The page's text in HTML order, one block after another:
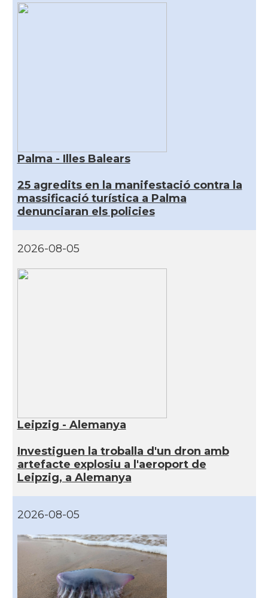
Palma - Illes Balears
25 agredits en la manifestació contra la
massificació turística a Palma
denunciaran els policies
2026-08-05
Leipzig - Alemanya
Investiguen la troballa d'un dron amb
artefacte explosiu a l'aeroport de
Leipzig, a Alemanya
2026-08-05